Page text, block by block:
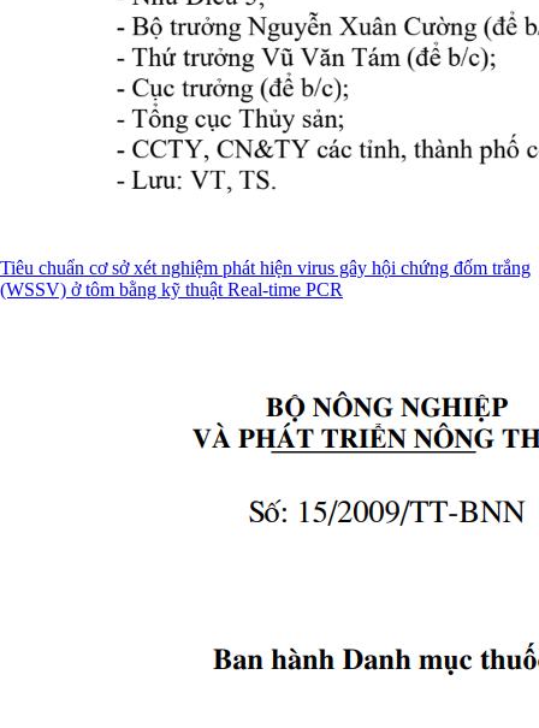
Tiêu chuẩn cơ sở xét nghiệm phát hiện virus gây hội chứng đốm trắng
(WSSV) ở tôm bằng kỹ thuật Real-time PCR